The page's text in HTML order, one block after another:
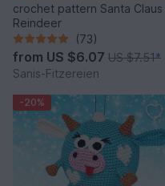
crochet pattern Santa Claus
Reindeer
(73)
from US $6.07 US $7.51*
Sanis-Fitzereien
-20%